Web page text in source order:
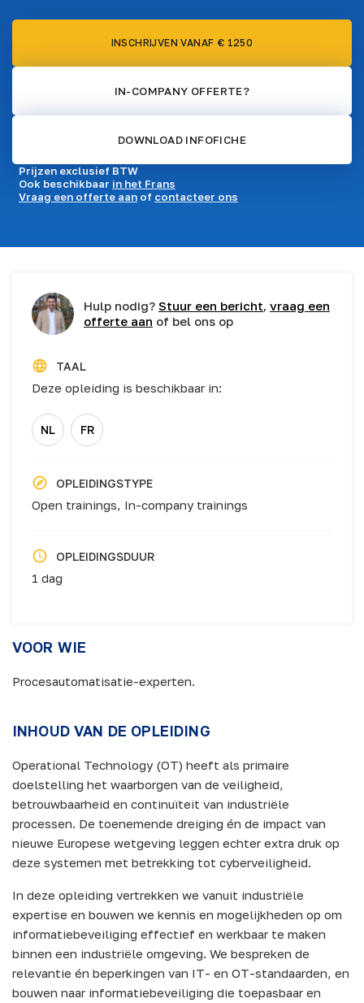
INSCHRIJVEN VANAF € 1250
IN-COMPANY OFFERTE?
DOWNLOAD INFOFICHE
Prijzen exclusief BTW
Ook beschikbaar in het Frans
Vraag een offerte aan of contacteer ons
VOOR WIE
Procesautomatisatie-experten.
INHOUD VAN DE OPLEIDING
Operational Technology (OT) heeft als primaire
doelstelling het waarborgen van de veiligheid,
betrouwbaarheid en continuïteit van industriële
processen. De toenemende dreiging én de impact van
nieuwe Europese wetgeving leggen echter extra druk op
deze systemen met betrekking tot cyberveiligheid.
In deze opleiding vertrekken we vanuit industriële
expertise en bouwen we kennis en mogelijkheden op om
informatiebeveiliging effectief en werkbaar te maken
binnen een industriële omgeving. We bespreken de
relevantie én beperkingen van IT- en OT-standaarden, en
bouwen naar informatiebeveiliging die toepasbaar en
Hulp nodig? Stuur een bericht, vraag een
offerte aan of bel ons op
TAAL
Deze opleiding is beschikbaar in:
NL FR
OPLEIDINGSTYPE
Open trainings, In-company trainings
OPLEIDINGSDUUR
1 dag